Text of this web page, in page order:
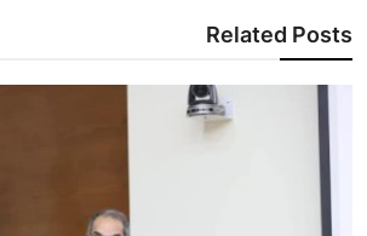
Related Posts